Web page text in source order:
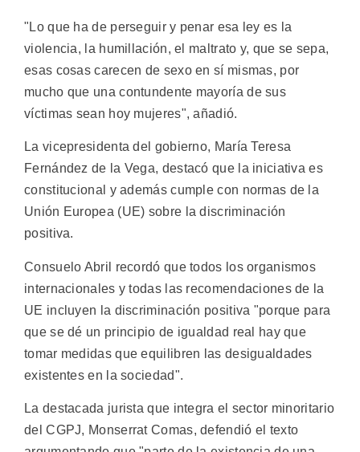
"Lo que ha de perseguir y penar esa ley es la
violencia, la humillación, el maltrato y, que se sepa,
esas cosas carecen de sexo en sí mismas, por
mucho que una contundente mayoría de sus
víctimas sean hoy mujeres", añadió.
La vicepresidenta del gobierno, María Teresa
Fernández de la Vega, destacó que la iniciativa es
constitucional y además cumple con normas de la
Unión Europea (UE) sobre la discriminación
positiva.
Consuelo Abril recordó que todos los organismos
internacionales y todas las recomendaciones de la
UE incluyen la discriminación positiva "porque para
que se dé un principio de igualdad real hay que
tomar medidas que equilibren las desigualdades
existentes en la sociedad".
La destacada jurista que integra el sector minoritario
del CGPJ, Monserrat Comas, defendió el texto